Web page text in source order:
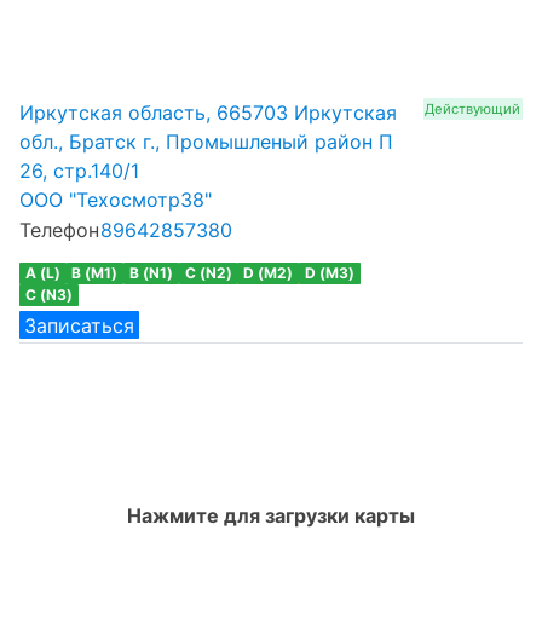
Иркутская область, 665703 Иркутская
обл., Братск г., Промышленый район П
26, стр.140/1
ООО "Техосмотр38"
Телефон89642857380
A (L) B (M1) B (N1) C (N2) D (M2)
D (M3)
C (N3)
Записаться
Действующий
Нажмите для загрузки карты